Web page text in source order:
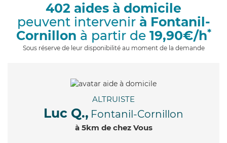
402 aides à domicile
peuvent intervenir à Fontanil-
Cornillon à partir de 19,90€/h*
Sous réserve de leur disponibilité au moment de la demande
ALTRUISTE
Luc Q., Fontanil-Cornillon
à 5km de chez Vous